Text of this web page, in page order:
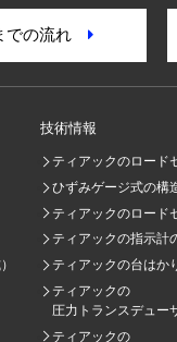
での流れ
技術情報
ティアックのロード
ひずみゲージ式の構
ティアックのロード
ティアックの指示計
ティアックの台はか
ティアックの
圧力トランスデュー
ティアックの